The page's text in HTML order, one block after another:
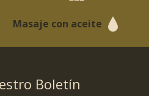
Masaje con aceite
Boletín